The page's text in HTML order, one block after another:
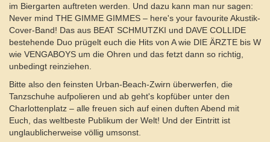
im Biergarten auftreten werden. Und dazu kann man nur sagen:
Never mind THE GIMME GIMMES – here's your favourite Akustik-
Cover-Band! Das aus BEAT SCHMUTZKI und DAVE COLLIDE
bestehende Duo prügelt euch die Hits von A wie DIE ÄRZTE bis W
wie VENGABOYS um die Ohren und das fetzt dann so richtig,
unbedingt reinziehen.
Bitte also den feinsten Urban-Beach-Zwirn überwerfen, die
Tanzschuhe aufpolieren und ab geht's kopfüber unter den
Charlottenplatz – alle freuen sich auf einen duften Abend mit
Euch, das weltbeste Publikum der Welt! Und der Eintritt ist
unglaublicherweise völlig umsonst.